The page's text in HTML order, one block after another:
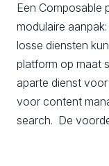
Een Composable
modulaire
losse diensten
platform op maat
aparte dienst
voor content
search. De